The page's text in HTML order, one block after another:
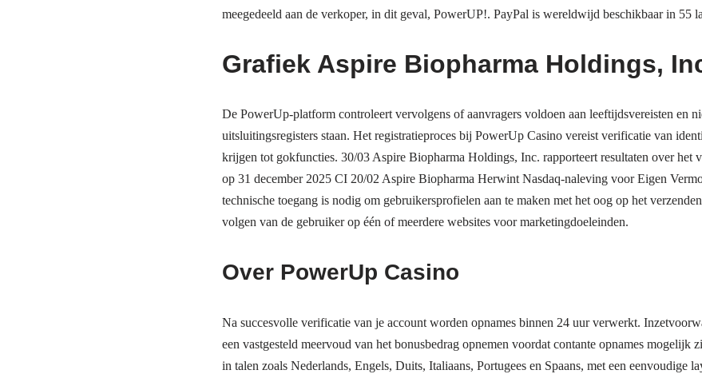
meegedeeld aan de verkoper, in dit geval, PowerUP!. PayPal is wereldwijd beschikbaar in 55
Grafiek Aspire Biopharma Holdings,
De PowerUp-platform controleert vervolgens of aanvragers voldoen aan leeftijdsvereisten en
uitsluitingsregisters staan. Het registratieproces bij PowerUp Casino vereist verificatie van
krijgen tot gokfuncties. 30/03 Aspire Biopharma Holdings, Inc. rapporteert resultaten over het
op 31 december 2025 CI 20/02 Aspire Biopharma Herwint Nasdaq-naleving voor Eigen
technische toegang is nodig om gebruikersprofielen aan te maken met het oog op het
volgen van de gebruiker op één of meerdere websites voor marketingdoeleinden.
Over PowerUp Casino
Na succesvolle verificatie van je account worden opnames binnen 24 uur verwerkt.
een vastgesteld meervoud van het bonusbedrag opnemen voordat contante opnames mogelijk
in talen zoals Nederlands, Engels, Duits, Italiaans, Portugees en Spaans, met een eenvoudige